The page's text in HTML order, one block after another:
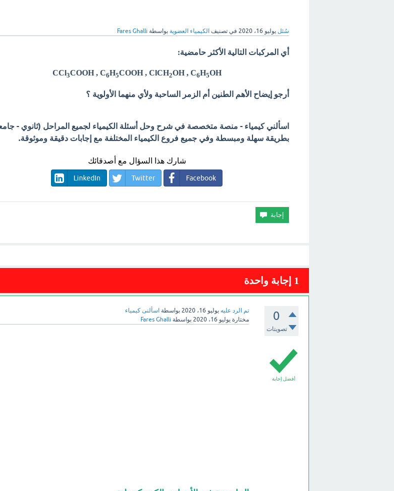
سُئل يوليو 16، 2020 في تصنيف الكيمياء العضوية بواسطة Fares Ghalli
أي المركبات التالية الأكثر حامضية:
CCl
3COOH , C6H5COOH , ClCH2OH , C6H5OH
أرجو إيضاح الأهم الطنين أم الزمر الساحبة ولأي منهما الأولوية ؟
اسألني كيمياء - منصة متخصصة في شرح وحل أسئلة الكيمياء لجميع المراحل (ثانوي -
بطريقة سهلة ومبسطة وفي جميع فروع الكيمياء المختلفة مع إجابات دقيقة وموثوقة.
شارك هذا السؤال مع أصدقائك
Facebook
Twitter
LinkedIn
1 إجابة واحدة
0
تصويتات
تم الرد عليه يوليو 16، 2020 بواسطة اسألنى كيمياء
مختارة يوليو 16، 2020 بواسطة Fares Ghalli
أفضل إجابة